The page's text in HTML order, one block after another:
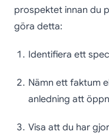
prospektet innan du
göra detta:
Identifiera ett
Nämn ett faktum
anledning att
Visa att du har